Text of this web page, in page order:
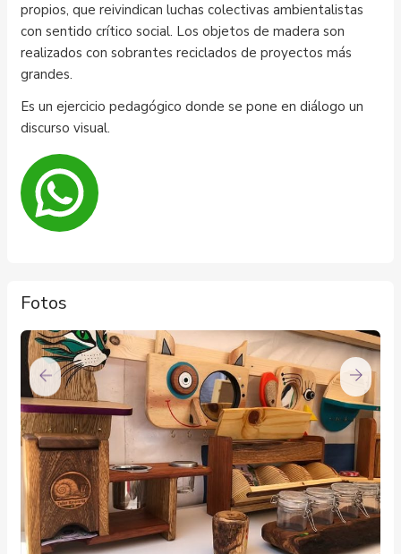
propios, que reivindican luchas colectivas ambientalistas
con sentido crítico social. Los objetos de madera son
realizados con sobrantes reciclados de proyectos más
grandes.
Es un ejercicio pedagógico donde se pone en diálogo un
discurso visual.
Fotos